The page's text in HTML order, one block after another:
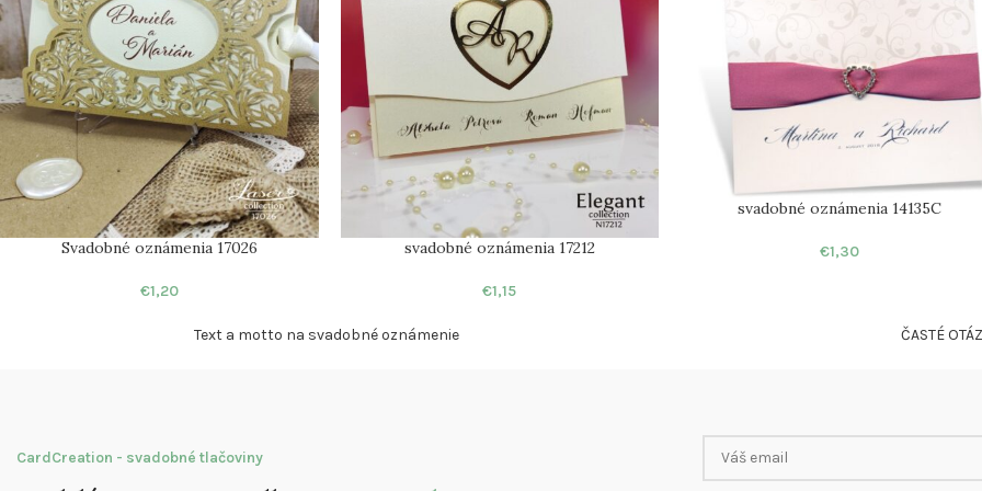
Svadobné oznámenia 17026
€1,20
svadobné oznámenia 17212
€1,15
svadobné oznámenia 14135C
€1,30
Text a motto na svadobné oznámenie ČASTÉ
CardCreation - svadobné tlačoviny